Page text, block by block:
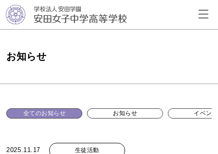
お知らせ
全てのお知らせ お知らせ イベント
2025.11.17 生徒活動